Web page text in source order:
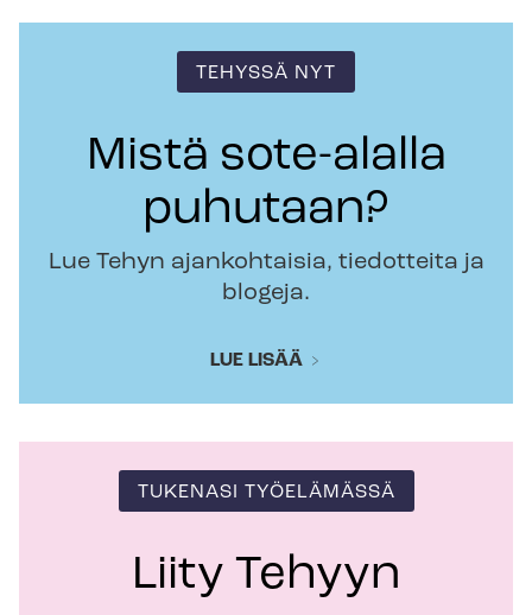
TEHYSSÄ NYT
Mistä sote-alalla
puhutaan?
Lue Tehyn ajankohtaisia, tiedotteita ja
blogeja.
LUE LISÄÄ
TUKENASI TYÖELÄMÄSSÄ
Liity Tehyyn